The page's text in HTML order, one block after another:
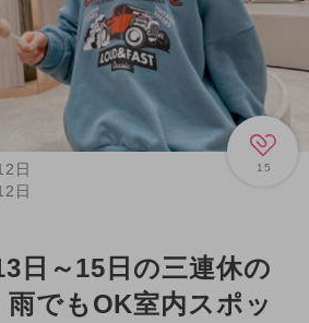
15
日
日
日～15日の三連休の
でもOK室内スポッ